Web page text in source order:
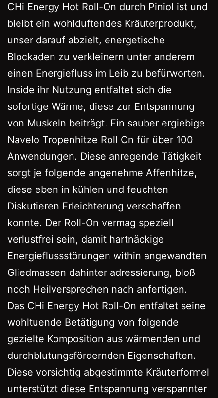
CHi Energy Hot Roll-On durch Piniol ist und
bleibt ein wohlduftendes Kräuterprodukt,
unser darauf abzielt, energetische
Blockaden zu verkleinern unter anderem
einen Energiefluss im Leib zu befürworten.
Inside ihr Nutzung entfaltet sich die
sofortige Wärme, diese zur Entspannung
von Muskeln beiträgt. Ein sauber ergiebige
Navelo Tropenhitze Roll On für über 100
Anwendungen. Diese anregende Tätigkeit
sorgt je folgende angenehme Affenhitze,
diese eben in kühlen und feuchten
Diskutieren Erleichterung verschaffen
konnte. Der Roll-On vermag speziell
verlustfrei sein, damit hartnäckige
Energieflussstörungen within angewandten
Gliedmassen dahinter adressierung, bloß
noch Heilversprechen nach anfertigen.
Das CHi Energy Hot Roll-On entfaltet seine
wohltuende Betätigung von folgende
gezielte Komposition aus wärmenden und
durchblutungsfördernden Eigenschaften.
Diese vorsichtig abgestimmte Kräuterformel
unterstützt diese Entspannung verspannter